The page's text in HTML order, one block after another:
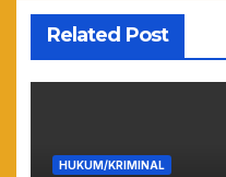
Related Post
HUKUM/KRIMINAL